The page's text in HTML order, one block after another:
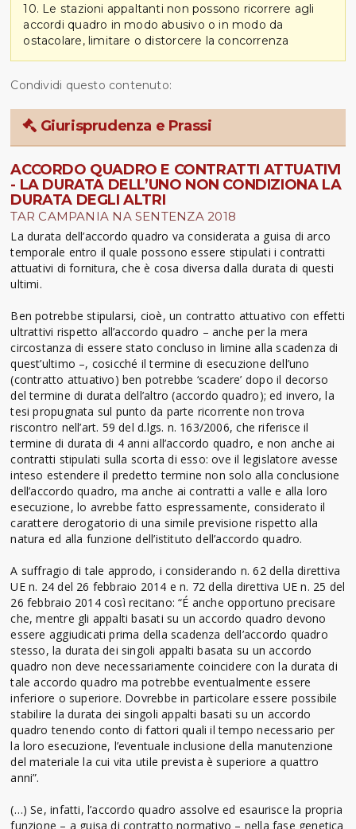
10. Le stazioni appaltanti non possono ricorrere agli
accordi quadro in modo abusivo o in modo da
ostacolare, limitare o distorcere la concorrenza
Condividi questo contenuto:
Giurisprudenza e Prassi
ACCORDO QUADRO E CONTRATTI ATTUATIVI
- LA DURATA DELL’UNO NON CONDIZIONA LA
DURATA DEGLI ALTRI
TAR CAMPANIA NA SENTENZA 2018
La durata dell’accordo quadro va considerata a guisa di arco
temporale entro il quale possono essere stipulati i contratti
attuativi di fornitura, che è cosa diversa dalla durata di questi
ultimi.
Ben potrebbe stipularsi, cioè, un contratto attuativo con effetti
ultrattivi rispetto all’accordo quadro – anche per la mera
circostanza di essere stato concluso in limine alla scadenza di
quest’ultimo –, cosicché il termine di esecuzione dell’uno
(contratto attuativo) ben potrebbe ‘scadere’ dopo il decorso
del termine di durata dell’altro (accordo quadro); ed invero, la
tesi propugnata sul punto da parte ricorrente non trova
riscontro nell’art. 59 del d.lgs. n. 163/2006, che riferisce il
termine di durata di 4 anni all’accordo quadro, e non anche ai
contratti stipulati sulla scorta di esso: ove il legislatore avesse
inteso estendere il predetto termine non solo alla conclusione
dell’accordo quadro, ma anche ai contratti a valle e alla loro
esecuzione, lo avrebbe fatto espressamente, considerato il
carattere derogatorio di una simile previsione rispetto alla
natura ed alla funzione dell’istituto dell’accordo quadro.
A suffragio di tale approdo, i considerando n. 62 della direttiva
UE n. 24 del 26 febbraio 2014 e n. 72 della direttiva UE n. 25 del
26 febbraio 2014 così recitano: “É anche opportuno precisare
che, mentre gli appalti basati su un accordo quadro devono
essere aggiudicati prima della scadenza dell’accordo quadro
stesso, la durata dei singoli appalti basata su un accordo
quadro non deve necessariamente coincidere con la durata di
tale accordo quadro ma potrebbe eventualmente essere
inferiore o superiore. Dovrebbe in particolare essere possibile
stabilire la durata dei singoli appalti basati su un accordo
quadro tenendo conto di fattori quali il tempo necessario per
la loro esecuzione, l’eventuale inclusione della manutenzione
del materiale la cui vita utile prevista è superiore a quattro
anni”.
(…) Se, infatti, l’accordo quadro assolve ed esaurisce la propria
funzione – a guisa di contratto normativo – nella fase genetica